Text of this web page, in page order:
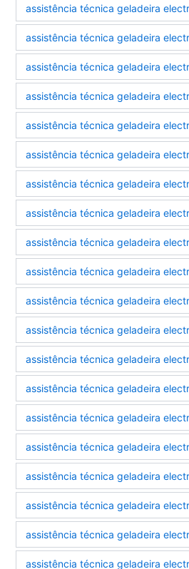
assistência técnica geladeira
assistência técnica geladeira
assistência técnica geladeira
assistência técnica geladeira
assistência técnica geladeira
assistência técnica geladeira
assistência técnica geladeira
assistência técnica geladeira
assistência técnica geladeira
assistência técnica geladeira
assistência técnica geladeira
assistência técnica geladeira
assistência técnica geladeira
assistência técnica geladeira
assistência técnica geladeira
assistência técnica geladeira
assistência técnica geladeira
assistência técnica geladeira
assistência técnica geladeira
assistência técnica geladeira